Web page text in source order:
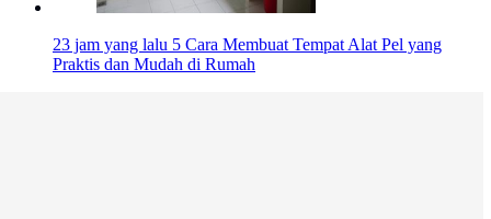
23 jam yang lalu 5 Cara Membuat Tempat Alat Pel yang
Praktis dan Mudah di Rumah